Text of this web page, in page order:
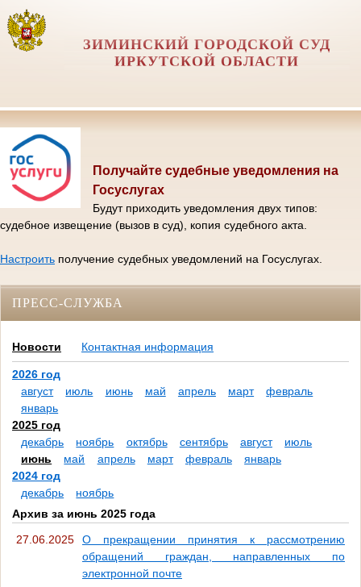
ЗИМИНСКИЙ ГОРОДСКОЙ СУД
ИРКУТСКОЙ ОБЛАСТИ
Получайте судебные уведомления на
Госуслугах
Будут приходить уведомления двух типов:
судебное извещение (вызов в суд), копия судебного акта.
Настроить получение судебных уведомлений на Госуслугах.
ПРЕСС-СЛУЖБА
Новости Контактная информация
2026 год
август
июль июнь май апрель март
февраль
январь
2025 год
декабрь
ноябрь октябрь сентябрь август
июль
июнь
май апрель март февраль
январь
2024 год
декабрь
ноябрь
Архив за июнь 2025 года
27.06.2025
О прекращении принятия к рассмотрению
обращений граждан, направленных по
электронной почте